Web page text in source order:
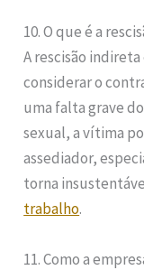
10. O que é a
A rescisão
considerar o
uma falta grave
sexual, a vítima
assediador,
torna
trabalho.
11. Como a